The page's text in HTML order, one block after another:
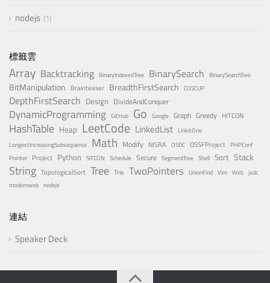
nodejs 1
標籤雲
Array Backtracking BinaryIndexedTree BinarySearch BinarySearchTree
BitManipulation Brainteaser BreadthFirstSearch COSCUP
DepthFirstSearch Design DivideAndConquer
DynamicProgramming GitHub Go Google Graph Greedy HITCON
HashTable Heap LeetCode LinkedList LinkitOne
LongestIncreasingSubsequence Math Modify NISRA OSDC OSSFProject PHPConf
Pointer Project Python SITCON Schedule Secure SegmentTree Shell Sort Stack
String TopologicalSort Tree Trie TwoPointers UnionFind Vim Web jsdc
modernweb nodejs
連結
Speaker Deck